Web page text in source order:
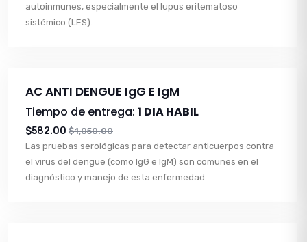
autoinmunes, especialmente el lupus eritematoso
sistémico (LES).
AC ANTI DENGUE IgG E IgM
Tiempo de entrega: 1 DIA HABIL
$582.00 $1,050.00
Las pruebas serológicas para detectar anticuerpos contra
el virus del dengue (como IgG e IgM) son comunes en el
diagnóstico y manejo de esta enfermedad.